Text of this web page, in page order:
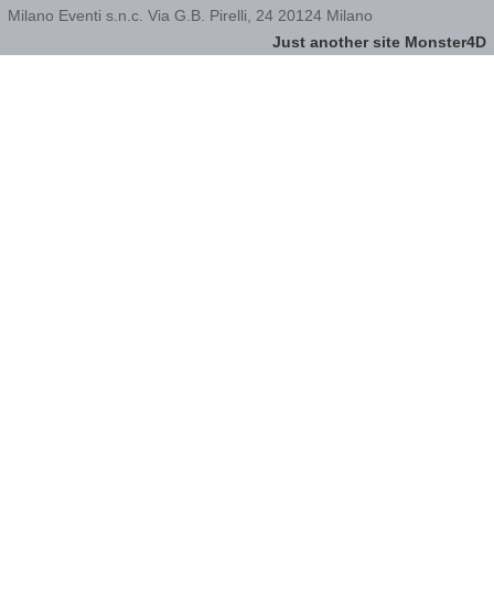
Milano Eventi s.n.c. Via G.B. Pirelli, 24 20124 Milano
Just another site Monster4D